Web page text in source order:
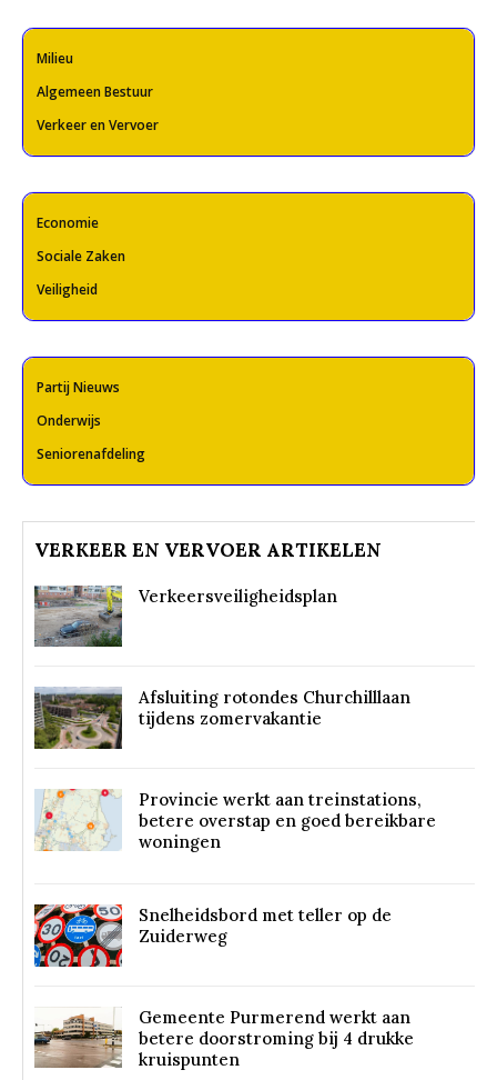
Milieu
Algemeen Bestuur
Verkeer en Vervoer
Economie
Sociale Zaken
Veiligheid
Partij Nieuws
Onderwijs
Seniorenafdeling
VERKEER EN VERVOER ARTIKELEN
Verkeersveiligheidsplan
Afsluiting rotondes Churchilllaan
tijdens zomervakantie
Provincie werkt aan treinstations,
betere overstap en goed bereikbare
woningen
Snelheidsbord met teller op de
Zuiderweg
Gemeente Purmerend werkt aan
betere doorstroming bij 4 drukke
kruispunten